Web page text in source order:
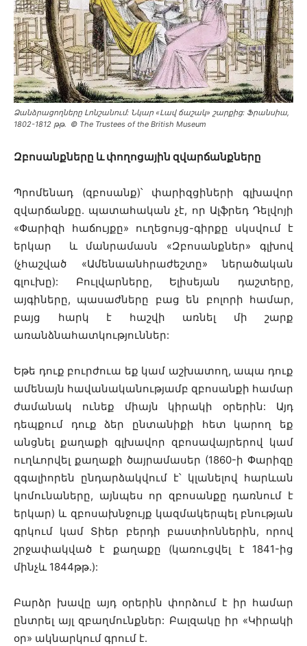
Ձանձրացողները Լոնշանում: Նկար «Լավ ճաշակ» շարքից: Ֆրանսիա,
1802-1812 թթ․ © The Trustees of the British Museum
Զբոսանքները և փողոցային զվարճանքները
Պրոմենադ (զբոսանք)՝ փարիզցիների գլխավոր
զվարճանքը. պատահական չէ, որ Ալֆրեդ Դելվոյի
«Փարիզի հաճույքը» ուղեցույց-գիրքը սկսվում է
երկար և մանրամասն «Զբոսանքներ» գլխով
(չհաշված «Ամենաանհրաժեշտը» ներածական
գլուխը): Բուլվարները, Ելիսեյան դաշտերը,
այգիները, պասաժները բաց են բոլորի համար,
բայց հարկ է հաշվի առնել մի շարք
առանձնահատկություններ:
Եթե դուք բուրժուա եք կամ աշխատող, ապա դուք
ամենայն հավանականությամբ զբոսանքի համար
ժամանակ ունեք միայն կիրակի օրերին: Այդ
դեպքում դուք ձեր ընտանիքի հետ կարող եք
անցնել քաղաքի գլխավոր զբոսավայրերով կամ
ուղևորվել քաղաքի ծայրամասեր (1860-ի Փարիզը
զգալիորեն ընդարձակվում է՝ կլանելով հարևան
կոմունաները, այնպես որ զբոսանքը դառնում է
երկար) և զբոսախնջույք կազմակերպել բնության
գրկում կամ Տիեր բերդի բաստիոններին, որով
շրջափակված է քաղաքը (կառուցվել է 1841-ից
մինչև 1844թթ.):
Բարձր խավը այդ օրերին փորձում է իր համար
ընտրել այլ զբաղմունքներ: Բալզակը իր «Կիրակի
օր» ակնարկում գրում է.